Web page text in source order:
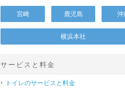
宮崎 鹿児島
横浜本社
サービスと料金
トイレのサービスと料金